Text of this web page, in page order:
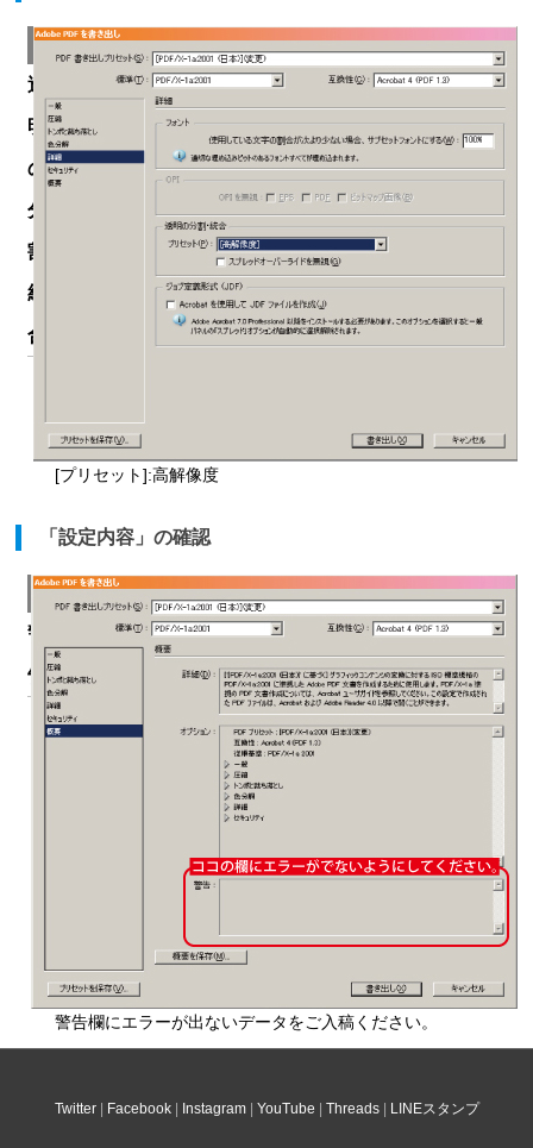
14
透
明
の
分
割・
統
合
[プリセット]:高解像度
「設定内容」の確認
15
警
告
警告欄にエラーが出ないデータをご入稿ください。
Twitter Facebook Instagram YouTube Threads LINEスタンプ